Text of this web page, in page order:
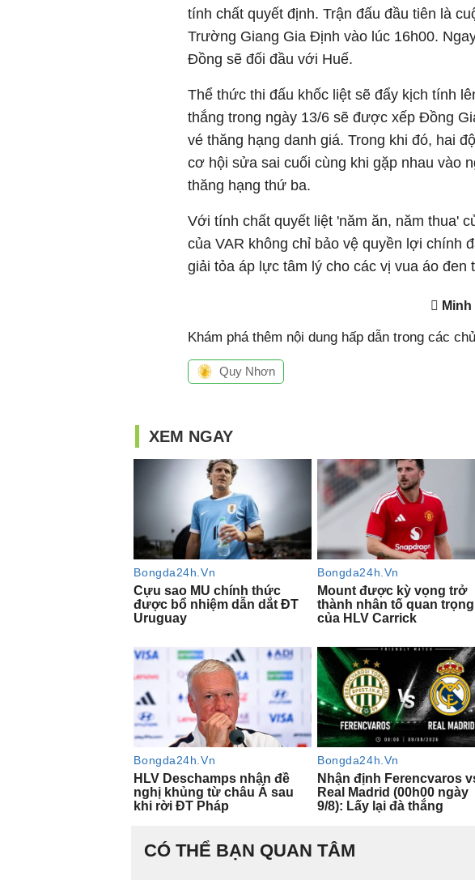
tính chất quyết định. Trận đấu đầu tiên là
Trường Giang Gia Định vào lúc 16h00.
Đồng sẽ đối đầu với Huế.
Thể thức thi đấu khốc liệt sẽ đẩy kịch tính
thắng trong ngày 13/6 sẽ được xếp Đồng
vé thăng hạng danh giá. Trong khi đó, hai
cơ hội sửa sai cuối cùng khi gặp nhau vào
thăng hạng thứ ba.
Với tính chất quyết liệt 'năm ăn, năm thua'
của VAR không chỉ bảo vệ quyền lợi chính
giải tỏa áp lực tâm lý cho các vị vua áo đen
Khám phá thêm nội dung hấp dẫn trong các
Quy Nhơn
CÓ THỂ BẠN QUAN TÂM